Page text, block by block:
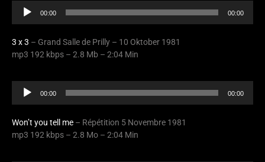
Audio
Player
00:00 00:00
3 x 3 – Grand Salle de Prilly – 10 Oktober 1981
mp3 192 kbps – 2.8 Mb – 2:04 Min
Audio
Player
00:00 00:00
Won’t you tell me – Répétition 5 Novembre 1981
mp3 192 kbps – 2.8 Mo – 2:04 Min